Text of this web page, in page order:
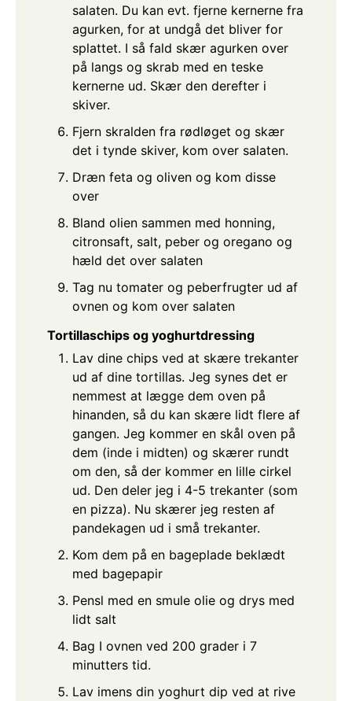
salaten. Du kan evt. fjerne kernerne fra
agurken, for at undgå det bliver for
splattet. I så fald skær agurken over
på langs og skrab med en teske
kernerne ud. Skær den derefter i
skiver.
Fjern skralden fra rødløget og skær
det i tynde skiver, kom over salaten.
Dræn feta og oliven og kom disse
over
Bland olien sammen med honning,
citronsaft, salt, peber og oregano og
hæld det over salaten
Tag nu tomater og peberfrugter ud af
ovnen og kom over salaten
Tortillaschips og yoghurtdressing
Lav dine chips ved at skære trekanter
ud af dine tortillas. Jeg synes det er
nemmest at lægge dem oven på
hinanden, så du kan skære lidt flere af
gangen. Jeg kommer en skål oven på
dem (inde i midten) og skærer rundt
om den, så der kommer en lille cirkel
ud. Den deler jeg i 4-5 trekanter (som
en pizza). Nu skærer jeg resten af
pandekagen ud i små trekanter.
Kom dem på en bageplade beklædt
med bagepapir
Pensl med en smule olie og drys med
lidt salt
Bag I ovnen ved 200 grader i 7
minutters tid.
Lav imens din yoghurt dip ved at rive